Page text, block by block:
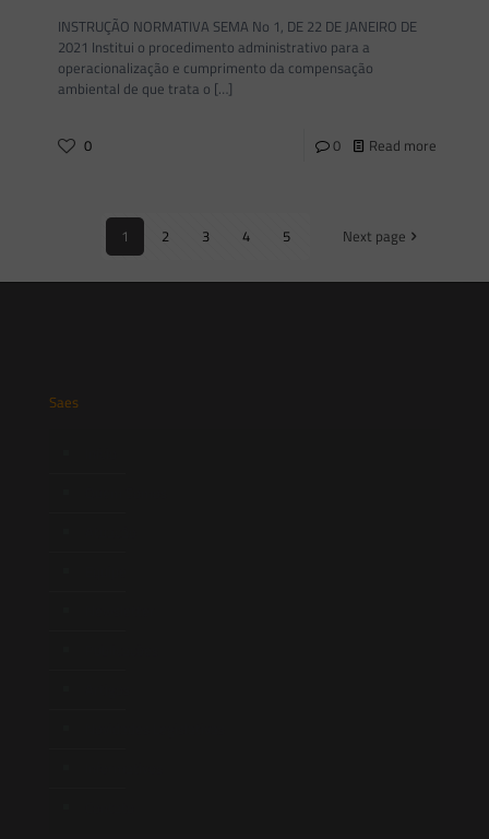
INSTRUÇÃO NORMATIVA SEMA No 1, DE 22 DE JANEIRO DE
2021 Institui o procedimento administrativo para a
operacionalização e cumprimento da compensação
ambiental de que trata o […]
0 0 Read more
1 2 3 4 5 Next page
Saes